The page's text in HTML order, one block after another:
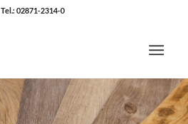
Tel.: 02871-2314-0